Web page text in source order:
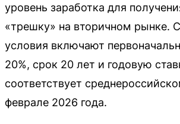
уровень заработка для
«трешку» на вторичном рынке.
условия включают
20%, срок 20 лет и годовую
соответствует
феврале 2026 года.